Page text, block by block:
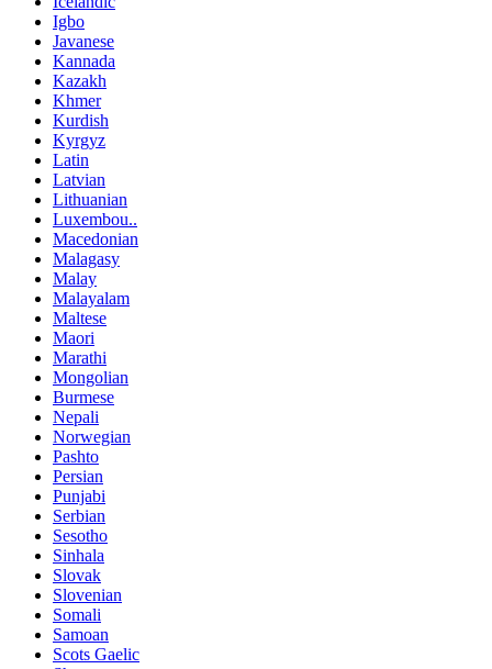
Igbo
Javanese
Kannada
Kazakh
Khmer
Kurdish
Kyrgyz
Latin
Latvian
Lithuanian
Luxembou..
Macedonian
Malagasy
Malay
Malayalam
Maltese
Maori
Marathi
Mongolian
Burmese
Nepali
Norwegian
Pashto
Persian
Punjabi
Serbian
Sesotho
Sinhala
Slovak
Slovenian
Somali
Samoan
Scots Gaelic